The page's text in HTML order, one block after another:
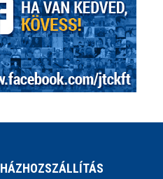
HÁZHOZSZÁLLÍTÁS